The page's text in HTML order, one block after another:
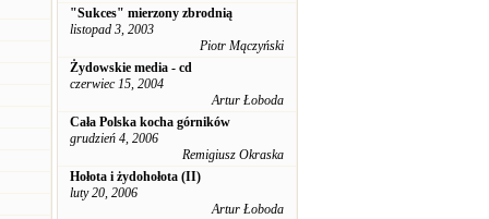
"Sukces" mierzony zbrodnią
listopad 3, 2003
Piotr Mączyński
Żydowskie media - cd
czerwiec 15, 2004
Artur Łoboda
Cała Polska kocha górników
grudzień 4, 2006
Remigiusz Okraska
Hołota i żydohołota (II)
luty 20, 2006
Artur Łoboda